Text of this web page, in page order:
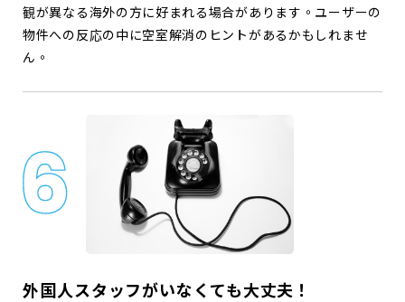
観が異なる海外の方に好まれる場合があります。ユーザーの
物件への反応の中に空室解消のヒントがあるかもしれませ
ん。
外国人スタッフがいなくても大丈夫！